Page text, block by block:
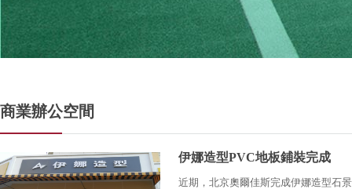
商業辦公空間
伊娜造型PVC地板鋪裝完成
近期，北京奧爾佳斯完成伊娜造型石